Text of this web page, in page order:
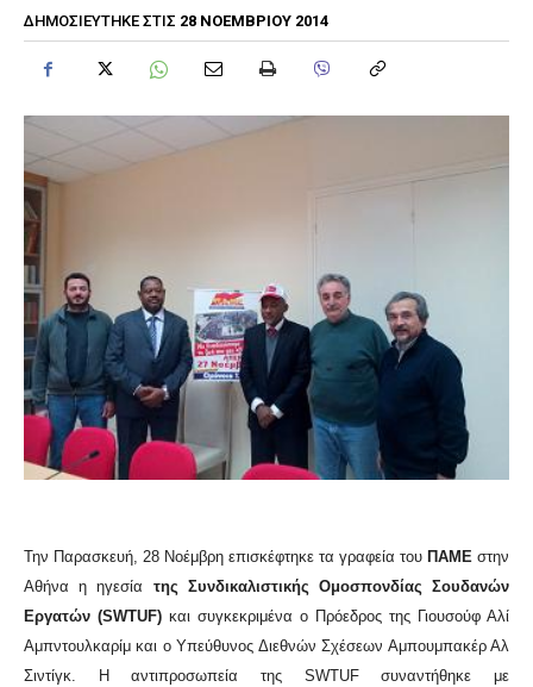
ΔΗΜΟΣΙΕΎΤΗΚΕ ΣΤΙΣ 28 ΝΟΕΜΒΡΊΟΥ 2014
Την Παρασκευή, 28 Νοέμβρη επισκέφτηκε τα γραφεία του ΠΑΜΕ στην
Αθήνα η ηγεσία της Συνδικαλιστικής Ομοσπονδίας Σουδανών
Εργατών (SWTUF) και συγκεκριμένα ο Πρόεδρος της Γιουσούφ Αλί
Αμπντουλκαρίμ και ο Υπεύθυνος Διεθνών Σχέσεων Αμπουμπακέρ Αλ
Σιντίγκ. Η αντιπροσωπεία της SWTUF συναντήθηκε με